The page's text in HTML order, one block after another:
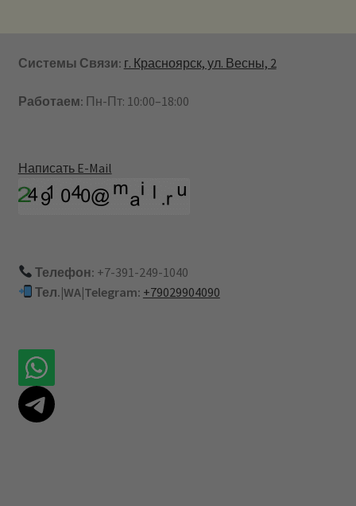
Системы Связи: г. Красноярск, ул. Весны, 2
Работаем: Пн-Пт: 10:00–18:00
Написать E-Mail
Телефон: +7-391-249-1040
Тел.|WA|Telegram: +79029904090